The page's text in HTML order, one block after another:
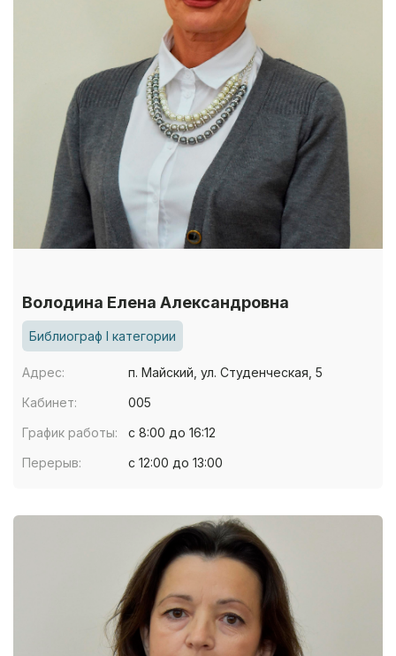
Володина Елена Александровна
Библиограф I категории
Адрес:
п. Майский, ул. Студенческая, 5
Кабинет:
005
График работы:
с 8:00 до 16:12
Перерыв:
с 12:00 до 13:00